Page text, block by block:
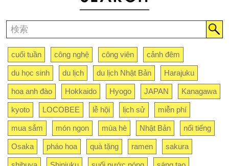
cuối tuần công nghệ công viên cảnh đêm
du học sinh du lịch du lịch Nhật Bản Harajuku
hoa anh đào Hokkaido Hyogo JAPAN Kanagawa
kyoto LOCOBEE lễ hội lịch sử miễn phí
mua sắm món ngon mùa hè Nhật Bản nổi tiếng
Osaka pháo hoa quà tặng ramen sakura